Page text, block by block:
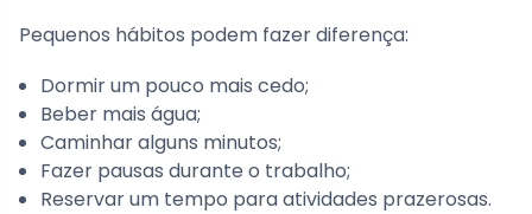
Pequenos hábitos podem fazer diferença:
Dormir um pouco mais cedo;
Beber mais água;
Caminhar alguns minutos;
Fazer pausas durante o trabalho;
Reservar um tempo para atividades prazerosas.